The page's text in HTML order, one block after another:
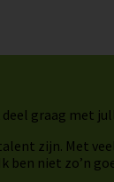
graag met
zijn. Met
niet zo’n